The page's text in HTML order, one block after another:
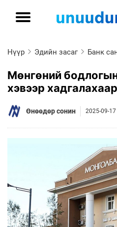
Нүүр Эдийн засаг Банк
Мөнгөний
хэвээр
Өнөөдөр сонин 2025-09-